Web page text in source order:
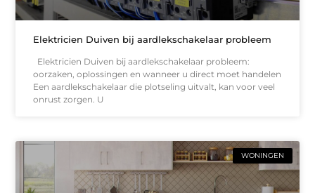
Elektricien Duiven bij aardlekschakelaar probleem
Elektricien Duiven bij aardlekschakelaar probleem:
oorzaken, oplossingen en wanneer u direct moet handelen
Een aardlekschakelaar die plotseling uitvalt, kan voor veel
onrust zorgen. U
WONINGEN